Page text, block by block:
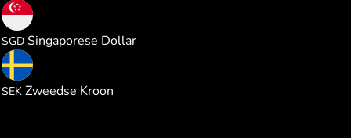
SGD Singaporese Dollar
SEK Zweedse Kroon